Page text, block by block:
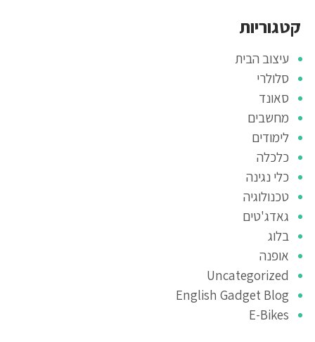
קטגוריות
עיצוב הבית
סלולרי
סאונד
מחשבים
לימודים
כלכלה
כלי נגינה
טכנולוגיה
גאדג'טים
בלוג
אופנה
Uncategorized
English Gadget Blog
E-Bikes